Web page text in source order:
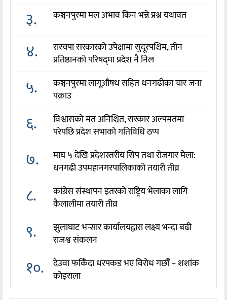
३. कञ्चनपुरमा मल अभाव किन भन्ने प्रश्न यथावत
४.
रास्वपा सरकारको उपेक्षामा सुदूरपश्चिम, तीन
प्रतिष्ठानको परिषद्‌मा प्रदेश नै निल
५.
कञ्चनपुरमा लागूऔषध सहित धनगढीका चार जना
पक्राउ
६.
विश्वासको मत अनिश्चित, सरकार अल्पमतमा
परेपछि प्रदेश सभाको गतिविधि ठप्प
७.
माघ ५ देखि प्रदेशस्तरीय सिप तथा रोजगार मेला:
धनगढी उपमहानगरपालिकाको तयारी तीव्र
८.
कांग्रेस संस्थापन इतरको राष्ट्रिय भेलाका लागि
कैलालीमा तयारी तीव्र
९.
झुलाघाट भन्सार कार्यालयद्वारा लक्ष्य भन्दा बढी
राजश्व संकलन
१०.
देउवा फर्किँदा धरपकड भए विरोध गर्छौँं – शशांक
कोइराला